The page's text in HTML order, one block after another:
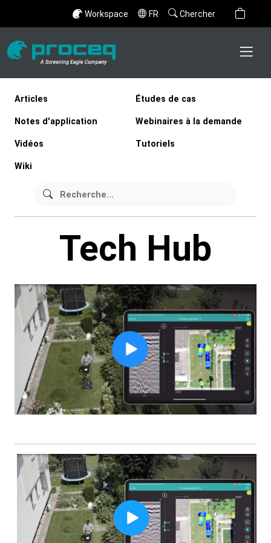
Workspace FR Chercher
Articles Études de cas
Notes d'application Webinaires à la demande
Vidéos Tutoriels
Wiki
Tech Hub